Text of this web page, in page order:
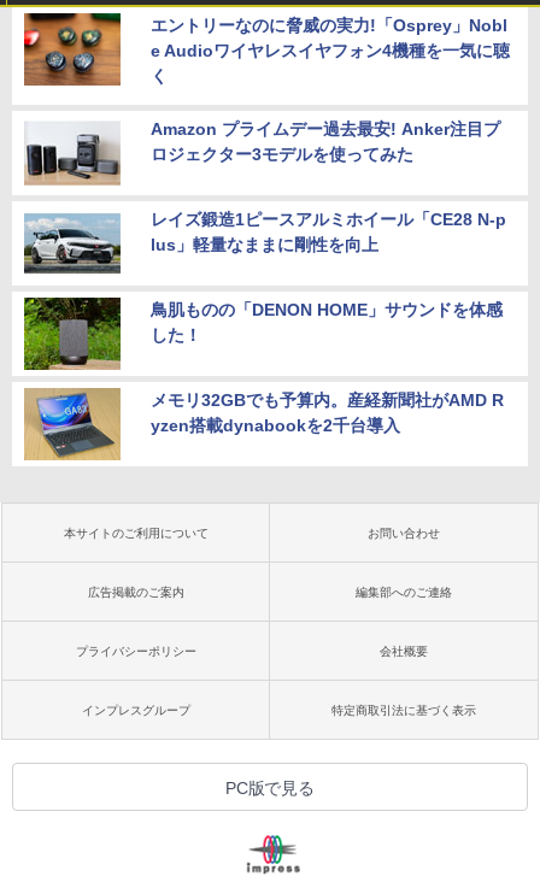
エントリーなのに脅威の実力!「Osprey」Nobl
e Audioワイヤレスイヤフォン4機種を一気に聴
く
Amazon プライムデー過去最安! Anker注目プ
ロジェクター3モデルを使ってみた
レイズ鍛造1ピースアルミホイール「CE28 N-p
lus」軽量なままに剛性を向上
鳥肌ものの「DENON HOME」サウンドを体感
した！
メモリ32GBでも予算内。産経新聞社がAMD R
yzen搭載dynabookを2千台導入
本サイトのご利用について お問い合わせ
広告掲載のご案内 編集部へのご連絡
プライバシーポリシー 会社概要
インプレスグループ 特定商取引法に基づく表示
PC版で見る